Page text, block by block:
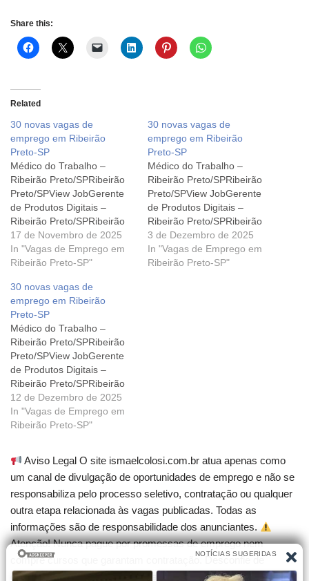
Share this:
Related
30 novas vagas de
emprego em Ribeirão
Preto-SP
Médico do Trabalho –
Ribeirão Preto/SPRibeirão
Preto/SPView JobGerente
de Produtos Digitais –
Ribeirão Preto/SPRibeirão
PretoView JobEngenheiro
de Dados Sênior - TI –
Ribeirão Preto/SP Ribeirão
Oculto - Ribeirão Preto
Ribeirão Preto View
JobCONCIERGERibeirão
Preto/SPView JobGerente
de Engenharia e Processos
Ribeirão Preto View
JobHead de
QualidadeRegião de
Ribeirão Preto/SPView…
17 de Novembro de 2025
In "Vagas de Emprego em
Ribeirão Preto-SP"
30 novas vagas de
emprego em Ribeirão
Preto-SP
Médico do Trabalho –
Ribeirão Preto/SPRibeirão
Preto/SPView JobGerente
de Produtos Digitais –
Ribeirão Preto/SPRibeirão
PretoView JobEngenheiro
de Dados Sênior - TI –
Ribeirão Preto/SP Ribeirão
3 de Dezembro de 2025
In "Vagas de Emprego em
Ribeirão Preto-SP"
30 novas vagas de
emprego em Ribeirão
Preto-SP
Médico do Trabalho –
Ribeirão Preto/SPRibeirão
Preto/SPView JobGerente
de Produtos Digitais –
Ribeirão Preto/SPRibeirão
PretoView JobEngenheiro
de Dados Sênior - TI –
Ribeirão Preto/SP Ribeirão
Ribeirão Preto View
JobCONCIERGERibeirão
Preto/SPView JobGerente
de Engenharia e Processos
Ribeirão Preto View
JobHead de
QualidadeRegião de
12 de Dezembro de 2025
In "Vagas de Emprego em
Ribeirão Preto-SP"
Aviso Legal O site ismaelcolosi.com.br atua apenas como
um canal de divulgação de oportunidades de emprego e não se
responsabiliza pelo processo seletivo, contratação ou qualquer
outra etapa relacionada às vagas publicadas. Todas as
informações são de responsabilidade dos anunciantes.
Atenção! Nunca pague por promessas de emprego nem
compre cursos que garantam contratação. Desconfie de
qualquer cobrança para participar de seleções.